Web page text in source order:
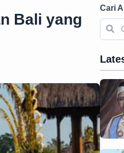
Bali yang
Cari